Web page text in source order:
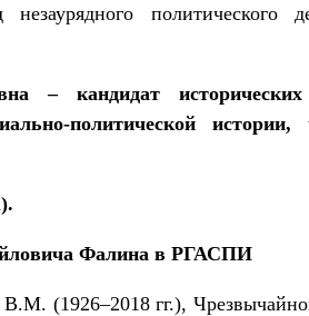
незаурядного политического
– кандидат
политической
Фалина в РГАСПИ
(1926–2018 гг.),